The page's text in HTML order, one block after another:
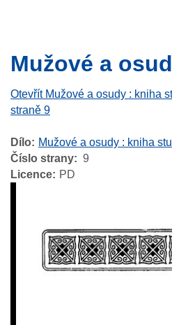
Mužové a
Otevřít Mužové a osudy : kniha
straně 9
Dílo
Mužové a osudy : kniha
Číslo strany
9
Licence
PD